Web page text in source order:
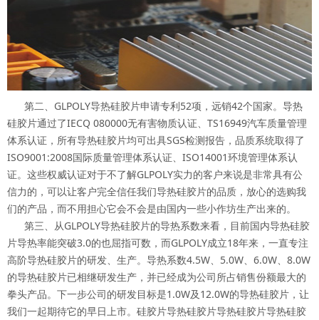
第二、GLPOLY导热硅胶片申请专利52项，远销42个国家。导热
硅胶片通过了IECQ 080000无有害物质认证、TS16949汽车质量管理
体系认证，所有导热硅胶片均可出具SGS检测报告，品质系统取得了
ISO9001:2008国际质量管理体系认证、ISO14001环境管理体系认
证。这些权威认证对于不了解GLPOLY实力的客户来说是非常具有公
信力的，可以让客户完全信任我们导热硅胶片的品质，放心的选购我
们的产品，而不用担心它会不会是由国内一些小作坊生产出来的。
第三、从GLPOLY导热硅胶片的导热系数来看，目前国内导热硅胶
片导热率能突破3.0的也屈指可数，而GLPOLY成立18年来，一直专注
高阶导热硅胶片的研发、生产。导热系数4.5W、5.0W、6.0W、8.0W
的导热硅胶片已相继研发生产，并已经成为公司所占销售份额最大的
拳头产品。下一步公司的研发目标是1.0W及12.0W的导热硅胶片，让
我们一起期待它的早日上市。硅胶片导热硅胶片导热硅胶片导热硅胶